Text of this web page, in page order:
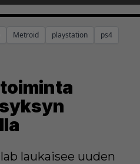
Metroid playstation
ps4
laukaisee uuden